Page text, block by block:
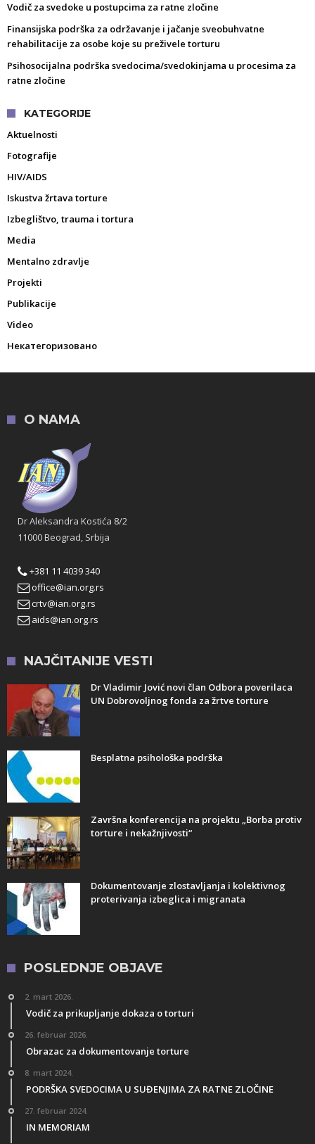
Vodič za svedoke u postupcima za ratne zločine
Finansijska podrška za održavanje i jačanje sveobuhvatne
rehabilitacije za osobe koje su preživele torturu
Psihosocijalna podrška svedocima/svedokinjama u procesima za
ratne zločine
KATEGORIJE
Aktuelnosti
Fotografije
HIV/AIDS
Iskustva žrtava torture
Izbeglištvo, trauma i tortura
Media
Mentalno zdravlje
Projekti
Publikacije
Video
Некатегоризовано
O NAMA
Dr Aleksandra Kostića 8/2
11000 Beograd, Srbija
+381 11 4039 340
office@ian.org.rs
crtv@ian.org.rs
aids@ian.org.rs
NAJČITANIJE VESTI
Dr Vladimir Jović novi član Odbora poverilaca
UN Dobrovoljnog fonda za žrtve torture
Besplatna psihološka podrška
Završna konferencija na projektu „Borba protiv
torture i nekažnjivosti“
Dokumentovanje zlostavljanja i kolektivnog
proterivanja izbeglica i migranata
POSLEDNJE OBJAVE
2. mart 2026.
Vodič za prikupljanje dokaza o torturi
26. februar 2026.
Obrazac za dokumentovanje torture
8. mart 2024.
PODRŠKA SVEDOCIMA U SUĐENJIMA ZA RATNE ZLOČINE
27. februar 2024.
IN MEMORIAM